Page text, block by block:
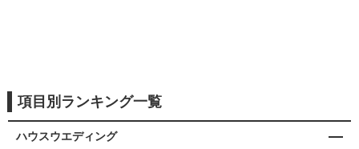
項目別ランキング一覧
ハウスウエディング